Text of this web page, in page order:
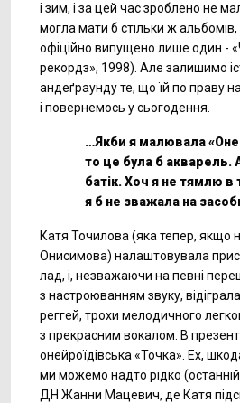
і зим, і за цей час зроблено не
могла мати б стільки ж альбомів,
офіційно випущено лише один -
рекордз», 1998). Але залишимо
андеґраунду те, що їй по праву
і повернемось у сьогодення.
…Якби я малювала
то це була б акварель.
батік. Хоч я не тямлю в
я б не зважала на
Катя Точилова (яка тепер, якщо
Онисимова) налаштовувала
лад, і, незважаючи на певні
з настроюванням звуку,
реггей, трохи мелодичного
з прекрасним вокалом. В
онейроїдівська «Точка». Ех,
ми можемо надто рідко
ДН Жанни Мацевич, де Катя